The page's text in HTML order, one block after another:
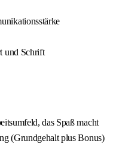
und Schrift
das Spaß macht
(Grundgehalt plus Bonus)